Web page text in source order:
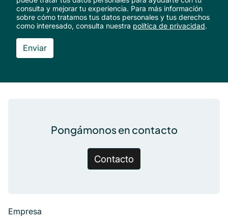
consulta y mejorar tu experiencia. Para más información
sobre cómo tratamos tus datos personales y tus derechos
como interesado, consulta nuestra política de privacidad.
Empresa
Pongámonos en contacto
Contacto